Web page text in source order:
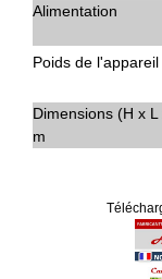
Alimentation
Poids de l'appareil
Dimensions (H x L
m